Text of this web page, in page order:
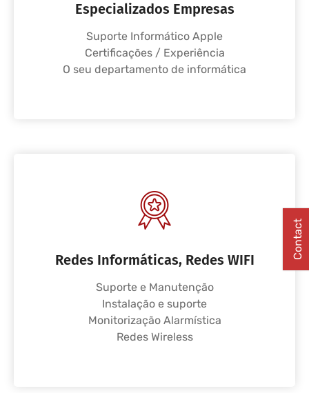
Especializados Empresas
Suporte Informático Apple
Certificações / Experiência
O seu departamento de informática
Redes Informáticas, Redes WIFI
Suporte e Manutenção
Instalação e suporte
Monitorização Alarmística
Redes Wireless
Contact